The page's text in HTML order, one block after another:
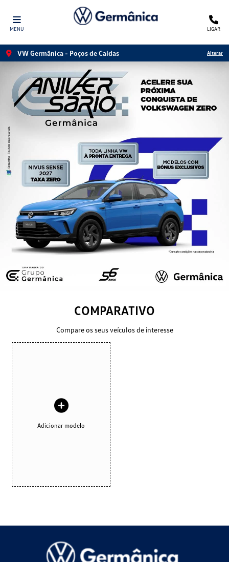
MENU LIGAR
VW Germânica - Poços de Caldas Alterar
COMPARATIVO
Compare os seus veículos de interesse
Adicionar modelo